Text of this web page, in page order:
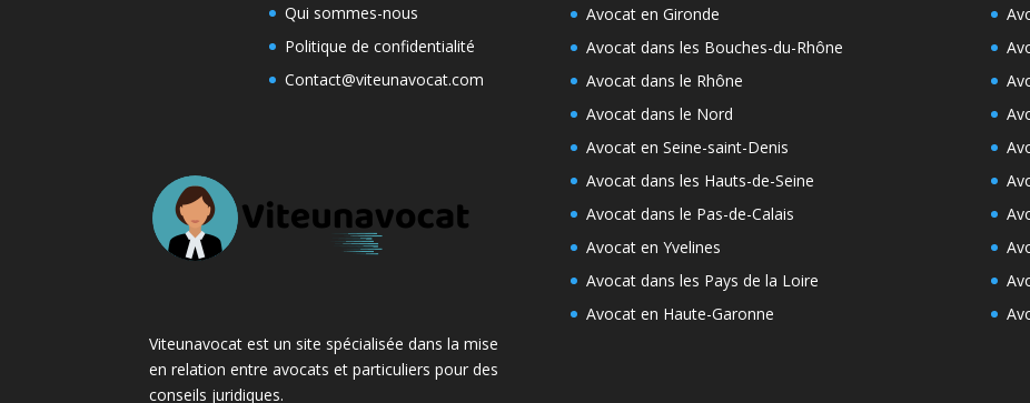
Qui sommes-nous
Politique de confidentialité
Contact@viteunavocat.com
Viteunavocat est un site spécialisée dans la mise
en relation entre avocats et particuliers pour des
conseils juridiques.
Avocat en Gironde
Avocat dans les Bouches-du-Rhône
Avocat dans le Rhône
Avocat dans le Nord
Avocat en Seine-saint-Denis
Avocat dans les Hauts-de-Seine
Avocat dans le Pas-de-Calais
Avocat en Yvelines
Avocat dans les Pays de la Loire
Avocat en Haute-Garonne